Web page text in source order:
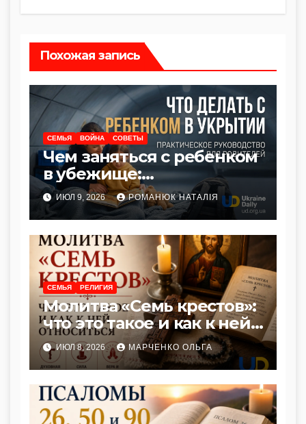
Похожая запись
CЕМЬЯ ВОЙНА СОВЕТЫ
Чем заняться с ребенком
в убежище:
практическое
руководство для
родителей
ИЮЛ 9, 2026 РОМАНЮК НАТАЛІЯ
CЕМЬЯ РЕЛИГИЯ
Молитва «Семь крестов»:
что это такое и как к ней
относиться
ИЮЛ 8, 2026 МАРЧЕНКО ОЛЬГА